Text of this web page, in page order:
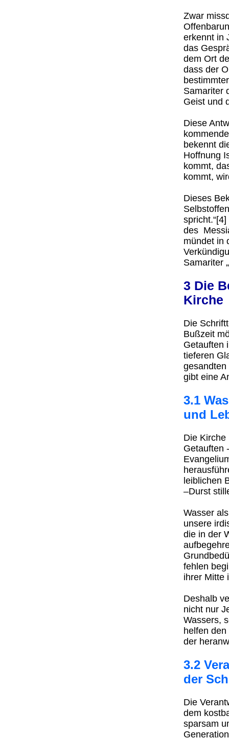
Zwar
erkennt in
das
dem Ort
dass der
Samariter
Geist und
Diese
bekennt
Hoffnung
kommt,
kommt,
Dieses
des
mündet in
Samariter
3 Die
Kirche
Die
Bußzeit
Getauften
tieferen
gibt eine
3.1
und
Die Kirche
Getauften
leiblichen
–Durst
Wasser
unsere
die in der
fehlen
ihrer Mitte
Deshalb
nicht nur
Wassers,
helfen
der
3.2
der
Die
dem
sparsam